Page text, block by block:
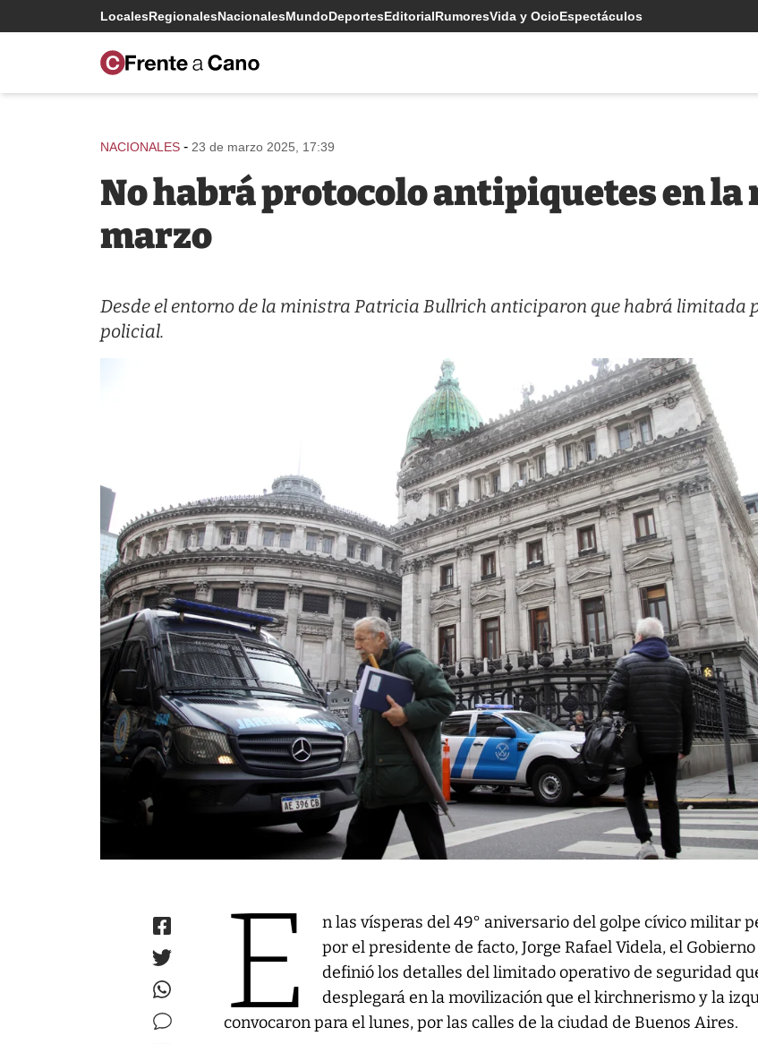
LocalesRegionalesNacionalesMundoDeportesEditorialRumoresVida y OcioEspectáculos
NACIONALES - 23 de marzo 2025, 17:39
No habrá protocolo antipiquetes en la
marzo
Desde el entorno de la ministra Patricia Bullrich anticiparon que habrá limitada
policial.
E
n las vísperas del 49° aniversario del golpe cívico militar
por el presidente de facto, Jorge Rafael Videla, el
definió los detalles del limitado operativo de seguridad
desplegará en la movilización que el kirchnerismo y la
convocaron para el lunes, por las calles de la ciudad de Buenos Aires.